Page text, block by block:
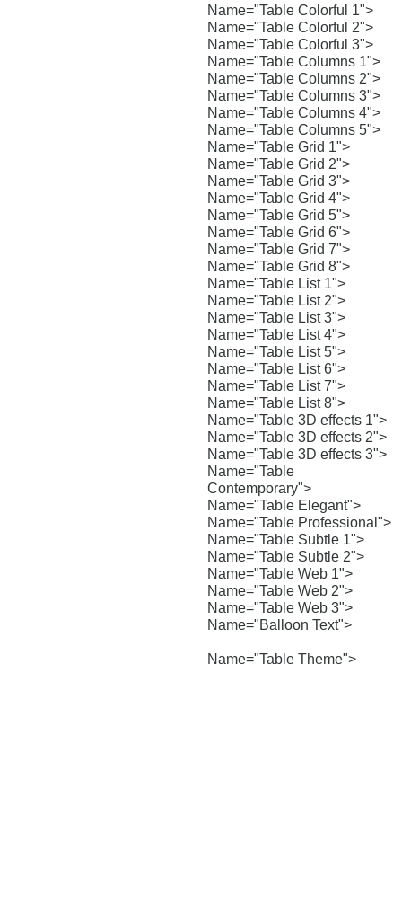
Name="Table Colorful 1">
Name="Table Colorful 2">
Name="Table Colorful 3">
Name="Table Columns 1">
Name="Table Columns 2">
Name="Table Columns 3">
Name="Table Columns 4">
Name="Table Columns 5">
Name="Table Grid 1">
Name="Table Grid 2">
Name="Table Grid 3">
Name="Table Grid 4">
Name="Table Grid 5">
Name="Table Grid 6">
Name="Table Grid 7">
Name="Table Grid 8">
Name="Table List 1">
Name="Table List 2">
Name="Table List 3">
Name="Table List 4">
Name="Table List 5">
Name="Table List 6">
Name="Table List 7">
Name="Table List 8">
Name="Table 3D effects 1">
Name="Table 3D effects 2">
Name="Table 3D effects 3">
Name="Table
Contemporary">
Name="Table Elegant">
Name="Table Professional">
Name="Table Subtle 1">
Name="Table Subtle 2">
Name="Table Web 1">
Name="Table Web 2">
Name="Table Web 3">
Name="Balloon Text">
Name="Table Theme">